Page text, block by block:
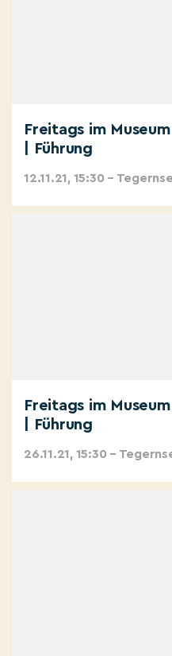
Freitags im
| Führung
12.11.21, 15:30 –
Freitags im
| Führung
26.11.21, 15:30 –